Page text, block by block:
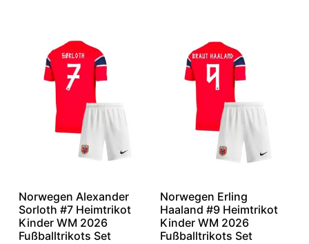
Norwegen Alexander
Sorloth #7 Heimtrikot
Kinder WM 2026
Fußballtrikots Set
Norwegen Erling
Haaland #9 Heimtrikot
Kinder WM 2026
Fußballtrikots Set